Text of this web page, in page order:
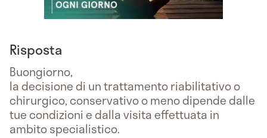
Risposta
Buongiorno,
la decisione di un trattamento riabilitativo o
chirurgico, conservativo o meno dipende dalle
tue condizioni e dalla visita effettuata in
ambito specialistico.